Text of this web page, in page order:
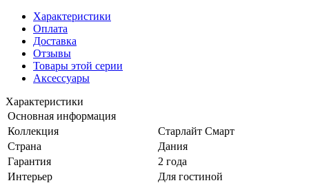
Характеристики
Оплата
Доставка
Отзывы
Товары этой серии
Аксессуары
Характеристики
Основная информация
Коллекция
Старлайт Смарт
Страна
Дания
Гарантия
2 года
Интерьер
Для гостиной